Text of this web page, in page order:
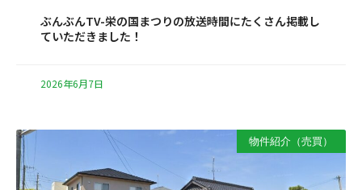
ぶんぶんTV-栄の国まつりの放送時間にたくさん掲載し
ていただきました！
2026年6月7日
物件紹介（売買）